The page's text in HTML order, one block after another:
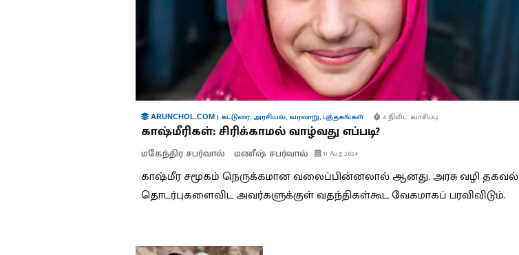
ARUNCHOL.COM | கட்டுரை,அரசியல், வரலாறு,புத்தகங்கள் 4 நிமிட வாசிப்பு
காஷ்மீரிகள்: சிரிக்காமல் வாழ்வது எப்படி?
மகேந்திர சபர்வால் மணீஷ் சபர்வால் 11 Aug 2024
காஷ்மீர சமூகம் நெருக்கமான வலைப்பின்னலால் ஆனது. அரசு வழி தகவல்
தொடர்புகளைவிட அவர்களுக்குள் வதந்திகள்கூட வேகமாகப் பரவிவிடும்.